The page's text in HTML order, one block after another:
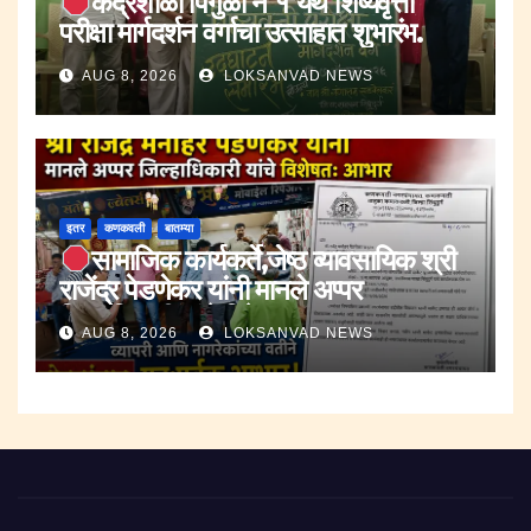
परीक्षा मार्गदर्शन वर्गाचा उत्साहात शुभारंभ.
AUG 8, 2026 LOKSANVAD NEWS
इतर कणकवली बातम्या
सामाजिक कार्यकर्ते,जेष्ठ व्यावसायिक श्री
राजेंद्र पेडणेकर यांनी मानले अप्पर
जिल्हाधिकारी यांचे विषेशतः आभार.
AUG 8, 2026 LOKSANVAD NEWS